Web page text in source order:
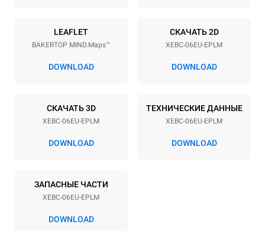
Напряжение
3~ / 220-240V 1~
Příkon
kW
Потребление в квт·ч и выбросы co2
LEAFLET
BAKERTOP MIND.Maps™
DOWNLOAD
СКАЧАТЬ 2D
XEBC-06EU-EPLM
DOWNLOAD
СКАЧАТЬ 3D
XEBC-06EU-EPLM
DOWNLOAD
ТЕХНИЧЕСКИЕ ДАННЫЕ
XEBC-06EU-EPLM
DOWNLOAD
ЗАПАСНЫЕ ЧАСТИ
XEBC-06EU-EPLM
DOWNLOAD